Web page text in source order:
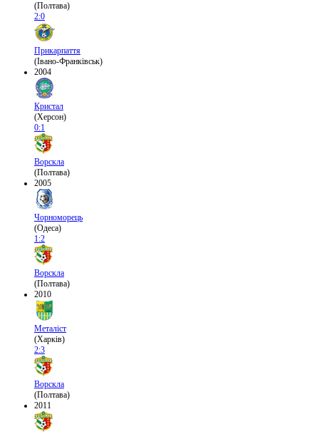
(Полтава)
2:0
Прикарпаття
(Івано-Франківськ)
2004
Кристал
(Херсон)
0:1
Ворскла
(Полтава)
2005
Чорноморець
(Одеса)
1:2
Ворскла
(Полтава)
2010
Металіст
(Харків)
2:3
Ворскла
(Полтава)
2011